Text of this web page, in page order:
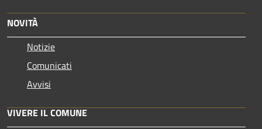
NOVITÀ
Notizie
Comunicati
Avvisi
VIVERE IL COMUNE